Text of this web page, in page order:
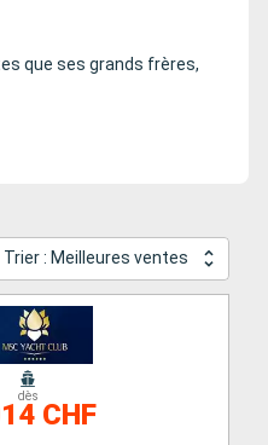
que ses grands frères,
Trier : Meilleures ventes
dès
CHF